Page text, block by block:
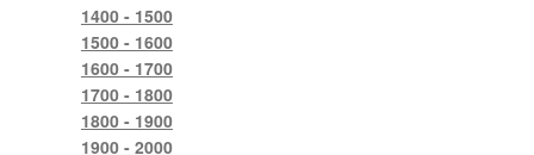
1400 - 1500
1500 - 1600
1600 - 1700
1700 - 1800
1800 - 1900
1900 - 2000